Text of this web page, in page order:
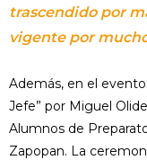
trascendido por
vigente por
Además, en el
Jefe” por Miguel
Alumnos de
Zapopan. La